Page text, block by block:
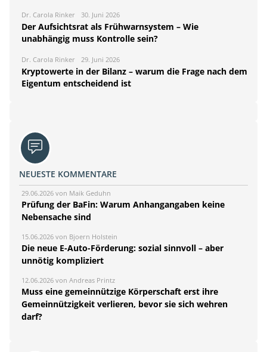
Dr. Carola Rinker 30. Juni 2026
Der Aufsichtsrat als Frühwarnsystem – Wie
unabhängig muss Kontrolle sein?
Dr. Carola Rinker 29. Juni 2026
Kryptowerte in der Bilanz – warum die Frage nach dem
Eigentum entscheidend ist
NEUESTE KOMMENTARE
29.06.2026 von Maik Geduhn
Prüfung der BaFin: Warum Anhangangaben keine
Nebensache sind
15.06.2026 von Bjoern Holstein
Die neue E-Auto-Förderung: sozial sinnvoll – aber
unnötig kompliziert
12.06.2026 von Andreas Printz
Muss eine gemeinnützige Körperschaft erst ihre
Gemeinnützigkeit verlieren, bevor sie sich wehren
darf?